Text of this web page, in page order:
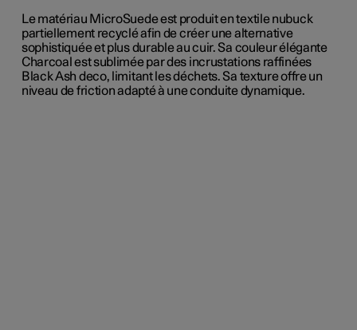
Le matériau MicroSuede est produit en textile nubuck
partiellement recyclé afin de créer une alternative
sophistiquée et plus durable au cuir. Sa couleur élégante
Charcoal est sublimée par des incrustations raffinées
Black Ash deco, limitant les déchets. Sa texture offre un
niveau de friction adapté à une conduite dynamique.